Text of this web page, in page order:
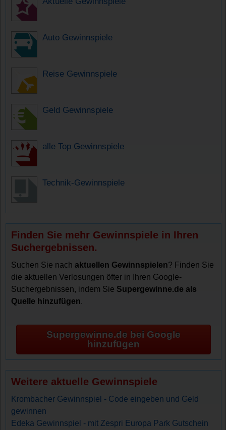
Auto Gewinnspiele
Reise Gewinnspiele
Geld Gewinnspiele
alle Top Gewinnspiele
Technik-Gewinnspiele
Finden Sie mehr Gewinnspiele in Ihren
Suchergebnissen.
Suchen Sie nachaktuellen Gewinnspielen? Finden Sie
die aktuellen Verlosungen öfter in Ihren Google-
Suchergebnissen, indem Sie Supergewinne.de als
Quelle hinzufügen.
Supergewinne.de bei Google
hinzufügen
Weitere aktuelle Gewinnspiele
Krombacher Gewinnspiel - Code eingeben und Geld
gewinnen
Edeka Gewinnspiel - mit Zespri Europa Park Gutschein